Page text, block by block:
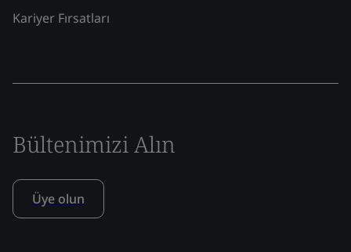
Kariyer Fırsatları
Bültenimizi Alın
Üye olun